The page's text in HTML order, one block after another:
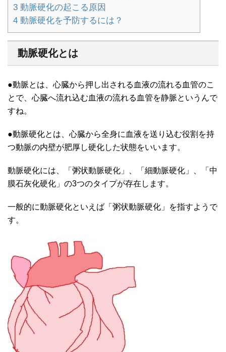
3 動脈硬化の起こる原因
4 動脈硬化を予防するには？
動脈硬化とは
●動脈とは、心臓から押し出される血液の流れる血管のこ
とで、心臓へ流れ込む血液の流れる血管を静脈というんで
すね。
●動脈硬化とは、心臓から全身に血液を送り込む役割を持
つ動脈の内壁が肥厚し硬化した状態をいいます。
動脈硬化には、「粥状動脈硬化」、「細動脈硬化」、「中
膜石灰化硬化」の3つのタイプが存在します。
一般的に動脈硬化といえば「粥状動脈硬化」を指すようで
す。